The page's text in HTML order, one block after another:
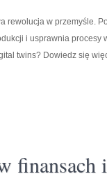
rewolucja w przemyśle.
i usprawnia procesy
twins? Dowiedz się
finansach